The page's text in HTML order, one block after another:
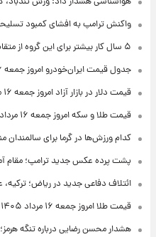
واکنش ترامپ به افشای کمبود
۵ سال کار بیشتر برای این گروه از متقاضیان بازنشستگی
جدول قیمت ایران‌خودرو امروز جمعه ۱۶ مرداد؛ قیمت‌ها تغییر کرد
قیمت دلار در بازار آزاد امروز جمعه ۱۶ مرداد ۱۴۰۵
قیمت طلا و سکه امروز جمعه ۱۶ مرداد ۱۴۰۵ +جدول
کدام ورزش‌ها در گرما برای سالمندان
پشت پرده عکس جدید ترامپ؛ مقام
ائتلاف دفاعی جدید در ریاض؛
قیمت طلا امروز جمعه ۱۶ مرداد ۱۴۰۵
هشدار محسن رضایی درباره تنگه